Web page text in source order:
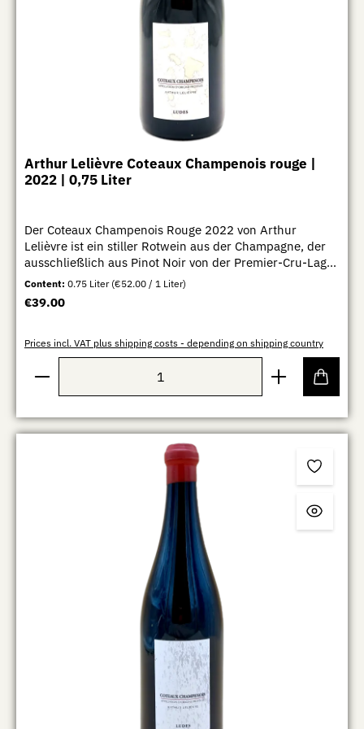
Arthur Lelièvre Coteaux Champenois rouge |
2022 | 0,75 Liter
Der Coteaux Champenois Rouge 2022 von Arthur
Lelièvre ist ein stiller Rotwein aus der Champagne, der
ausschließlich aus Pinot Noir von der Premier-Cru-Lage
„Les Saints Mards“ in Ludes stammt (Montagne de
Reims). Die Lage ist eher kühl geprägt und bringt
entsprechend einen fein strukturierten, geradlinigen Stil
handwerklicher Form. Nach der selektiven Lese werden
die Trauben spontan vergoren und nur sanft extrahiert,
um keine übermäßige Schwere zu erzeugen.
Anschließend reift der Wein für rund neun Monate in
Holzwürze und zusätzliche Tiefe erhält, ohne seine
Frische zu verlieren. Im Glas zeigt sich ein eher helles,
transparentes Rubinrot. In der Nase stehen rote Früchte
wie Kirsche und Erdbeere im Vordergrund, ergänzt
durch florale Noten sowie feine würzige und leicht
erdige Anklänge. Am Gaumen wirkt der Wein elegant
und saftig, mit klarer Frucht, lebendiger Säure und einer
feinen, zurückhaltenden Tanninstruktur. Die
mineralische Prägung sorgt für Spannung und einen
kühlen, präzisen Gesamteindruck. Der Jahrgang 2022
bringt dabei eine gewisse Reife und Zugänglichkeit mit,
bleibt aber gleichzeitig frisch und ausgewogen.
Insgesamt präsentiert sich der Wein als fein
gezeichneter, terroirgeprägter Pinot Noir mit eher
burgundischer Anmutung und klarer Herkunft aus der
Content:0.75 Liter (€52.00 / 1 Liter)
Regular price:
€39.00
Prices incl. VAT plus shipping costs - depending on shipping country
Product Quantity: Enter the desired amount or use